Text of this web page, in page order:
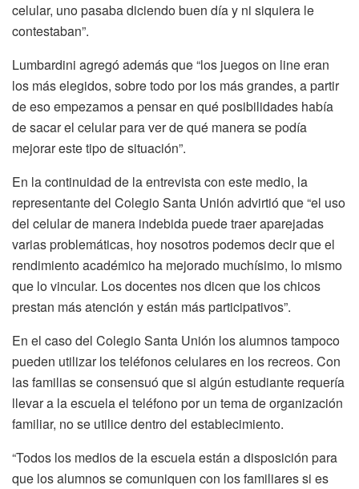
celular, uno pasaba diciendo buen día y ni siquiera le
contestaban”.
Lumbardini agregó además que “los juegos on line eran
los más elegidos, sobre todo por los más grandes, a partir
de eso empezamos a pensar en qué posibilidades había
de sacar el celular para ver de qué manera se podía
mejorar este tipo de situación”.
En la continuidad de la entrevista con este medio, la
representante del Colegio Santa Unión advirtió que “el uso
del celular de manera indebida puede traer aparejadas
varias problemáticas, hoy nosotros podemos decir que el
rendimiento académico ha mejorado muchísimo, lo mismo
que lo vincular. Los docentes nos dicen que los chicos
prestan más atención y están más participativos”.
En el caso del Colegio Santa Unión los alumnos tampoco
pueden utilizar los teléfonos celulares en los recreos. Con
las familias se consensuó que si algún estudiante requería
llevar a la escuela el teléfono por un tema de organización
familiar, no se utilice dentro del establecimiento.
“Todos los medios de la escuela están a disposición para
que los alumnos se comuniquen con los familiares si es